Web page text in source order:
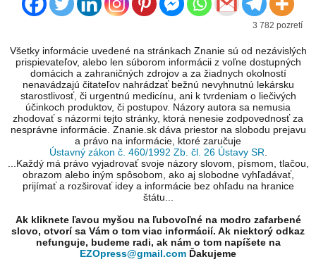
3 782 pozretí
Všetky informácie uvedené na stránkach Znanie sú od nezávislých
prispievateľov, alebo len súborom informácii z voľne dostupných
domácich a zahraničných zdrojov a za žiadnych okolností
nenavádzajú čitateľov nahrádzať bežnú nevyhnutnú lekársku
starostlivosť, či urgentnú medicínu, ani k tvrdeniam o liečivých
účinkoch produktov, či postupov. Názory autora sa nemusia
zhodovať s názormi tejto stránky, ktorá nenesie zodpovednosť za
nesprávne informácie. Znanie.sk dáva priestor na slobodu prejavu
a právo na informácie, ktoré zaručuje
Ústavný zákon č. 460/1992 Zb. čl. 26 Ústavy SR
...Každý má právo vyjadrovať svoje názory slovom, písmom, tlačou,
obrazom alebo iným spôsobom, ako aj slobodne vyhľadávať,
prijímať a rozširovať idey a informácie bez ohľadu na hranice
štátu...
Ak kliknete ľavou myšou na ľubovoľné na modro zafarbené
slovo, otvorí sa Vám o tom viac informácií. Ak niektorý odkaz
nefunguje, budeme radi, ak nám o tom napíšete na
EZOpress@gmail.com Ďakujeme